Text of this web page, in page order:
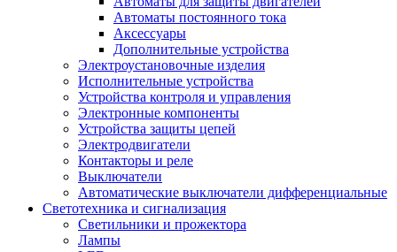
Автоматы постоянного тока
Аксессуары
Дополнительные устройства
Электроустановочные изделия
Исполнительные устройства
Устройства контроля и управления
Электронные компоненты
Устройства защиты цепей
Электродвигатели
Контакторы и реле
Выключатели
Автоматические выключатели дифференциальные
Светотехника и сигнализация
Светильники и прожектора
Лампы